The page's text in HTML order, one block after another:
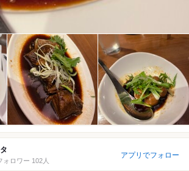
ォロワー 102人
アプリでフォロー